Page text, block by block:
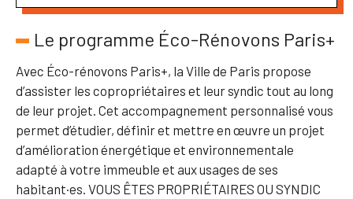
Le programme Éco-Rénovons Paris+
Avec Éco-rénovons Paris+, la Ville de Paris propose
d’assister les copropriétaires et leur syndic tout au long
de leur projet. Cet accompagnement personnalisé vous
permet d’étudier, définir et mettre en œuvre un projet
d’amélioration énergétique et environnementale
adapté à votre immeuble et aux usages de ses
habitant·es. VOUS ÊTES PROPRIÉTAIRES OU SYNDIC